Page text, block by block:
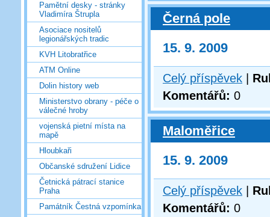
Pamětní desky - stránky
Vladimíra Štrupla
Asociace nositelů
legionářských tradic
KVH Litobratřice
ATM Online
Dolin history web
Ministerstvo obrany - péče o
válečné hroby
vojenská pietní místa na
mapě
Hloubkaři
Občanské sdružení Lidice
Četnická pátrací stanice
Praha
Památník Čestná vzpomínka
Černá pole
15. 9. 2009
Celý příspěvek
Komentářů: 0
Maloměřice
15. 9. 2009
Celý příspěvek
Komentářů: 0